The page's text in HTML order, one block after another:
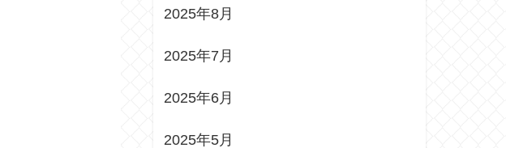
2025年8月
2025年7月
2025年6月
2025年5月